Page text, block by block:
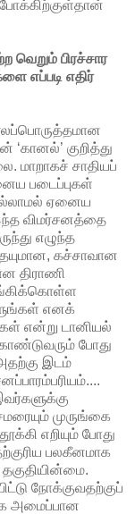
வெறும் பிரச்சார
எப்படி எதிர்
‘கானல்’ குறித்து
மாறாகச் சாதியப்
படைப்புகள்
ஏனைய
இந்த விமர்சனத்தை
எழுந்த
கச்சாவான
திராணி
எனக்
என்று டானியல்
போது
இடம்
முருங்கை
எறியும் போது
பலகீனமாக
நோக்குவதற்குப்
அமைப்பான